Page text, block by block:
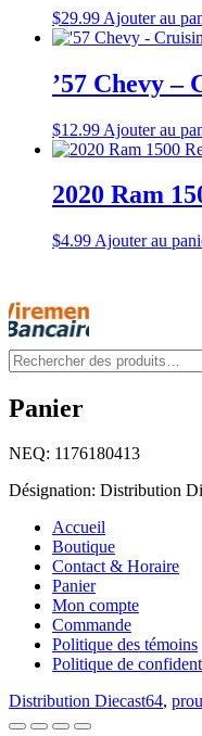
$29.99 Ajouter au
’57 Chevy –
$12.99 Ajouter au
2020 Ram
$4.99 Ajouter au
Rechercher
:
Panier
NEQ: 1176180413
Désignation: Distribution
Accueil
Boutique
Contact & Horaire
Panier
Mon compte
Commande
Politique des témoins
Politique de
Distribution Diecast64,